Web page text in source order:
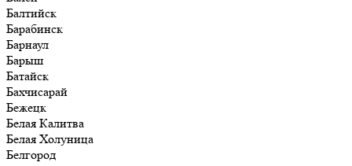
Балтийск
Барабинск
Барнаул
Барыш
Батайск
Бахчисарай
Бежецк
Белая Калитва
Белая Холуница
Белгород